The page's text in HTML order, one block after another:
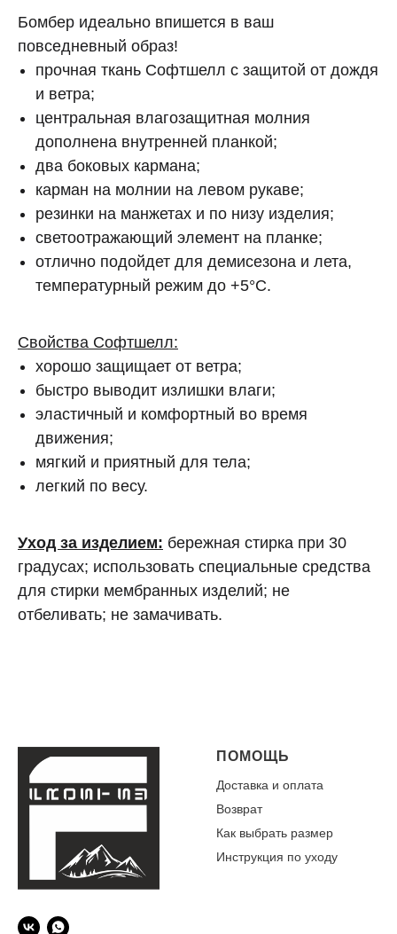
Бомбер идеально впишется в ваш
повседневный образ!
прочная ткань Софтшелл с защитой от дождя
и ветра;
центральная влагозащитная молния
дополнена внутренней планкой;
два боковых кармана;
карман на молнии на левом рукаве;
резинки на манжетах и по низу изделия;
светоотражающий элемент на планке;
отлично подойдет для демисезона и лета,
температурный режим до +5°С.
Свойства Софтшелл:
хорошо защищает от ветра;
быстро выводит излишки влаги;
эластичный и комфортный во время
движения;
мягкий и приятный для тела;
легкий по весу.
Уход за изделием: бережная стирка при 30
градусах; использовать специальные средства
для стирки мембранных изделий; не
отбеливать; не замачивать.
ПОМОЩЬ
Доставка и оплата
Возврат
Как выбрать размер
Инструкция по уходу